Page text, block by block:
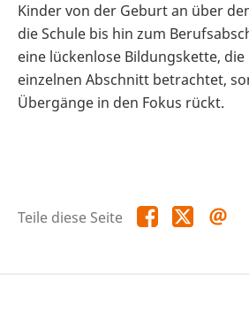
Kinder von der Geburt an über
die Schule bis hin zum
eine lückenlose Bildungskette,
einzelnen Abschnitt betrachtet,
Übergänge in den Fokus rückt.
Teile diese Seite Teile
diese
Teile
diese